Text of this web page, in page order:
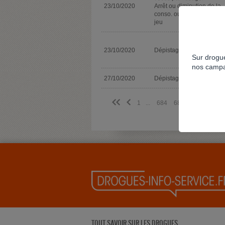
23/10/2020
Arrêt ou diminution de la
conso. ou de la pratique de
jeu
23/10/2020 Dépistage
27/10/2020 Dépistage
<< < 1 684 685
Sur
nos